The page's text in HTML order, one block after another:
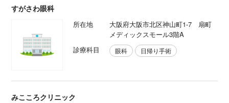
すがさわ眼科
所在地
大阪府大阪市北区神山町1-7 扇町
メディックスモール3階A
診療科目
眼科 日帰り手術
みこころクリニック